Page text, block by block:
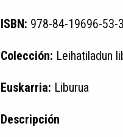
ISBN: 978-84-19696-53-3
Colección: Leihatiladun
Euskarria: Liburua
Descripción